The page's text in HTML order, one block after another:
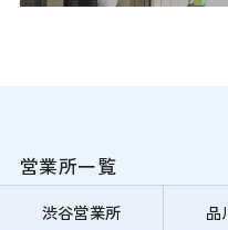
営業所一覧
渋谷営業所 品